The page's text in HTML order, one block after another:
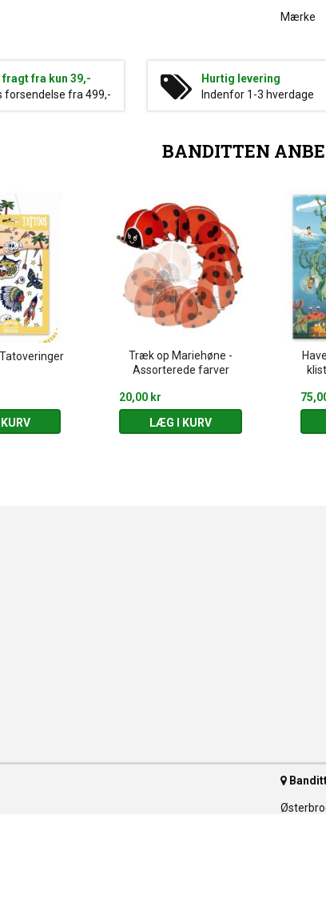
Mærke
fragt fra kun 39,-
forsendelse fra 499,-
Hurtig levering
Indenfor 1-3 hverdage
BANDITTEN
Træk op Mariehøne -
Assorterede farver
20,00 kr
LÆG I KURV